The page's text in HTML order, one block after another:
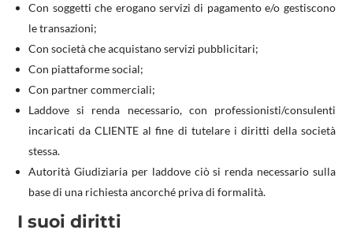
Con soggetti che erogano servizi di pagamento e/o gestiscono
le transazioni;
Con società che acquistano servizi pubblicitari;
Con piattaforme social;
Con partner commerciali;
Laddove si renda necessario, con professionisti/consulenti
incaricati da CLIENTE al fine di tutelare i diritti della società
stessa.
Autorità Giudiziaria per laddove ciò si renda necessario sulla
base di una richiesta ancorché priva di formalità.
I suoi diritti